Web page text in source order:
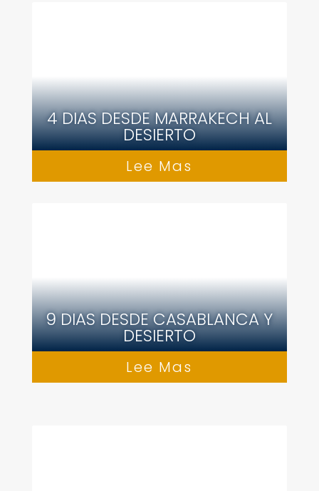
4 DIAS DESDE MARRAKECH AL
DESIERTO
Lee Mas
9 DIAS DESDE CASABLANCA Y
DESIERTO
Lee Mas